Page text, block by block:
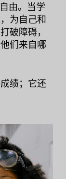
由。当学
为自己和
破障碍，
们来自哪
绩；它还